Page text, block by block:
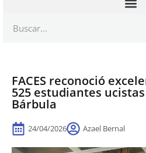
FACES reconoció
525 estudiantes
Bárbula
24/04/2026 Azael Bernal